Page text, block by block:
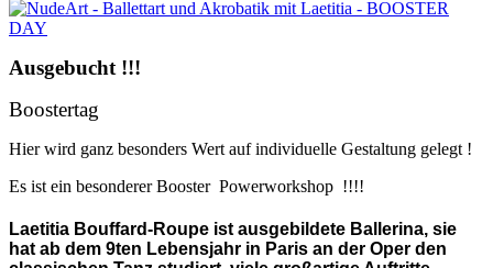
Ausgebucht !!!
Boostertag
Hier wird ganz besonders Wert auf individuelle Gestaltung gelegt !
Es ist ein besonderer Booster Powerworkshop !!!!
Laetitia Bouffard-Roupe ist ausgebildete Ballerina, sie
hat ab dem 9ten Lebensjahr in Paris an der Oper den